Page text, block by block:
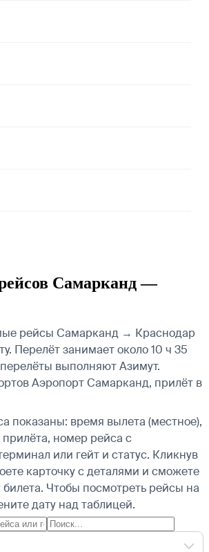
Самарканд —
рейсы Самарканд → Краснодар
Перелёт занимает около 10 ч 35
выполняют Азимут.
Аэропорт Самарканд, прилёт в
показаны: время вылета (местное),
прилёта, номер рейса с
или гейт и статус. Кликнув
карточку с деталями и сможете
Чтобы посмотреть рейсы на
дату над таблицей.